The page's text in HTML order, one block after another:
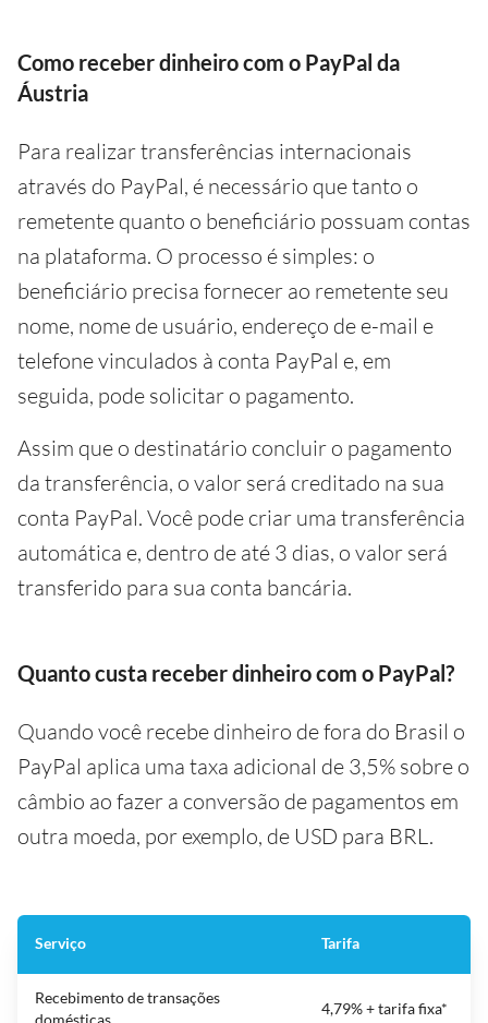
Como receber dinheiro com o PayPal da
Áustria
Para realizar transferências internacionais
através do PayPal, é necessário que tanto o
remetente quanto o beneficiário possuam contas
na plataforma. O processo é simples: o
beneficiário precisa fornecer ao remetente seu
nome, nome de usuário, endereço de e-mail e
telefone vinculados à conta PayPal e, em
seguida, pode solicitar o pagamento.
Assim que o destinatário concluir o pagamento
da transferência, o valor será creditado na sua
conta PayPal. Você pode criar uma transferência
automática e, dentro de até 3 dias, o valor será
transferido para sua conta bancária.
Quanto custa receber dinheiro com o PayPal?
Quando você recebe dinheiro de fora do Brasil o
PayPal aplica uma taxa adicional de 3,5% sobre o
câmbio ao fazer a conversão de pagamentos em
outra moeda, por exemplo, de USD para BRL.
Serviço Tarifa
Recebimento de transações
4,79% + tarifa fixa*